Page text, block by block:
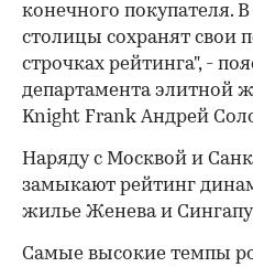
конечного покупателя. В
столицы сохранят свои
строчках рейтинга", -
департамента элитной
Knight Frank Андрей
Наряду с Москвой и
замыкают рейтинг
жилье Женева и
Самые высокие темпы